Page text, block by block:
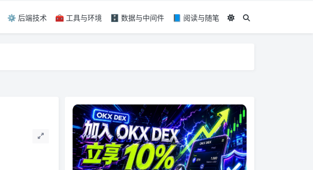
⚙️ 后端技术 🧰 工具与环境 🗄️ 数据与中间件 📘 阅读与随笔